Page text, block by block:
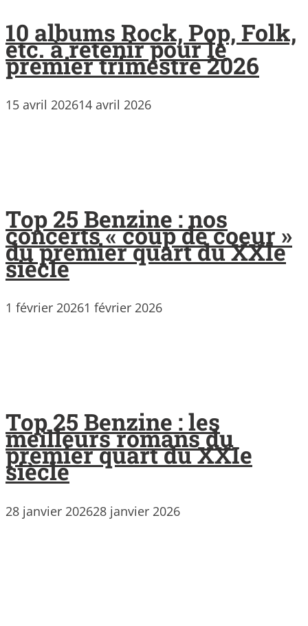
10 albums Rock, Pop, Folk,
etc. à retenir pour le
premier trimestre 2026
15 avril 202614 avril 2026
Top 25 Benzine : nos
concerts « coup de coeur »
du premier quart du XXIe
siècle
1 février 20261 février 2026
Top 25 Benzine : les
meilleurs romans du
premier quart du XXIe
siècle
28 janvier 202628 janvier 2026